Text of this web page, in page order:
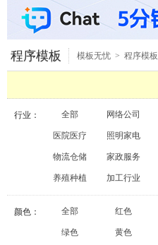
程序模板 模板无忧 > 程序模板
行业： 全部 网络公司
医院医疗 照明家电
物流仓储 家政服务
养殖种植 加工行业
颜色： 全部 红色
绿色 黄色